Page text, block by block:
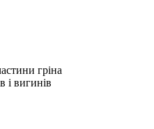
гріна
і вигинів